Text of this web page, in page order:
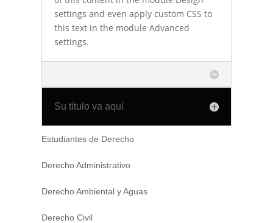
settings and even apply custom CSS to
this text in the module Advanced
settings.
Su título va aquí
Estudiantes de Derecho
Derecho Administrativo
Derecho Ambiental y Aguas
Derecho Civil